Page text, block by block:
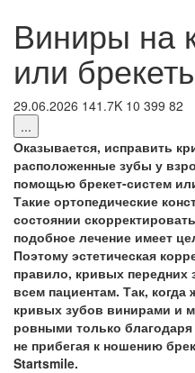
Виниры на
или
29.06.2026 141.7K 10 399 82
...
Оказывается, исправить
расположенные зубы у
помощью брекет-систем
Такие ортопедические
состоянии
подобное лечение имеет
Поэтому эстетическая
правило, кривых передних
всем пациентам. Так,
кривых зубов винирами и
ровными только
не прибегая к ношению
Startsmile.